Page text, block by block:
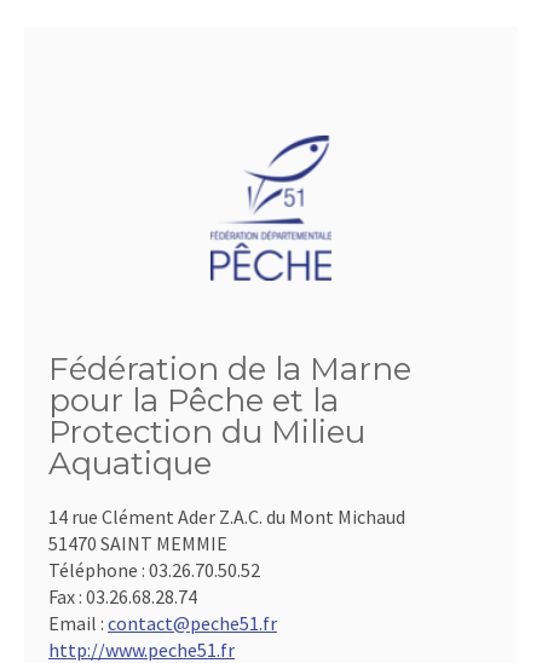
Fédération de la Marne
pour la Pêche et la
Protection du Milieu
Aquatique
14 rue Clément Ader Z.A.C. du Mont Michaud
51470 SAINT MEMMIE
Téléphone : 03.26.70.50.52
Fax : 03.26.68.28.74
Email : contact@peche51.fr
http://www.peche51.fr